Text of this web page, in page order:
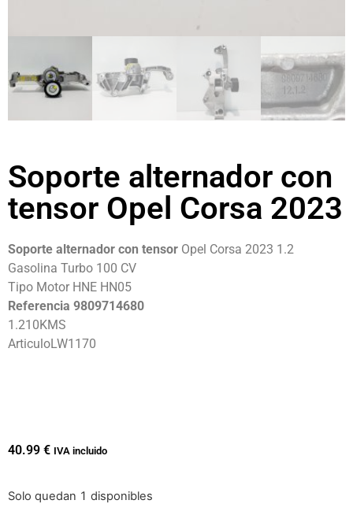
Soporte alternador con
tensor Opel Corsa 2023
Soporte alternador con tensor Opel Corsa 2023 1.2
Gasolina Turbo 100 CV
Tipo Motor HNE HN05
Referencia 9809714680
1.210KMS
ArticuloLW1170
40.99 € IVA incluido
Solo quedan 1 disponibles